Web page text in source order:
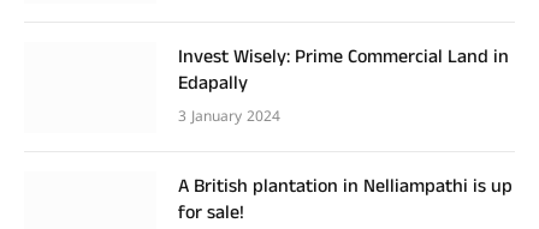
Invest Wisely: Prime Commercial Land in
Edapally
3 January 2024
A British plantation in Nelliampathi is up
for sale!